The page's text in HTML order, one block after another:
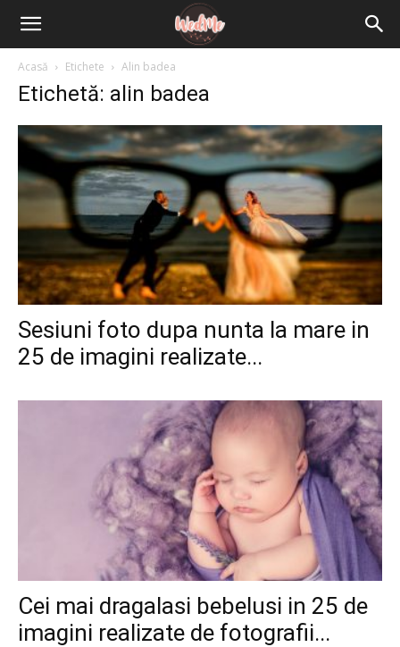
Acasă Etichete Alin badea
Etichetă: alin badea
Sesiuni foto dupa nunta la mare in
25 de imagini realizate...
Cei mai dragalasi bebelusi in 25 de
imagini realizate de fotografii...